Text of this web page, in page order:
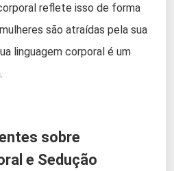
reflete isso de forma
são atraídas pela sua
linguagem corporal é um
sobre
e Sedução